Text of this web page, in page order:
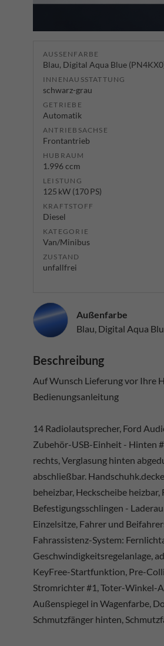
AUSSENFARBE
Blau, Digital Aqua Blue
INNENAUSSTATTUNG
schwarz-grau
GETRIEBE
Automatik
ANTRIEBSACHSE
Frontantrieb
HUBRAUM
1.996 ccm
LEISTUNG
125 kW (170 PS)
KRAFTSTOFF
Diesel
KATEGORIE
Van/Minibus
ZUSTAND
unfallfrei
Außenfarbe
Blau, Digital Aqua
Beschreibung
Auf Wunsch Lieferung vor Ihre
Bedienungsanleitung
14 Radiolautsprecher, Ford
Zubehör-USB-Einheit - Hinten
rechts, Verglasung hinten
abschließbar.
beheizbar, Heckscheibe
Befestigungsschlingen -
Einzelsitze, Fahrer und
Fahrassistenz-System:
Geschwindigkeitsregelanlage,
KeyFree-Startfunktion, Pre-
Stromrichter #1, Toter-Winkel-
Außenspiegel in Wagenfarbe,
Schmutzfänger hinten,